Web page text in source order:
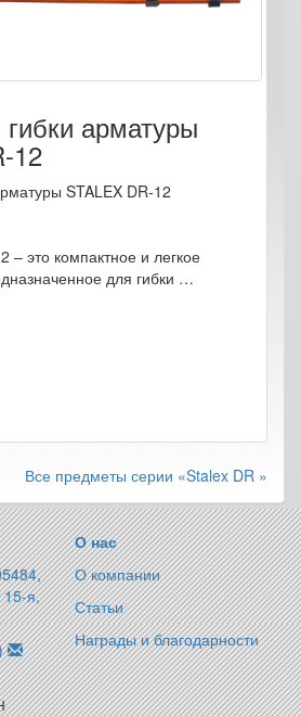
арматуры
12
STALEX DR-12
– это компактное и легкое
для гибки …
Все предметы серии «Stalex DR »
15-я,
О нас
О компании
Статьи
Награды и благодарности